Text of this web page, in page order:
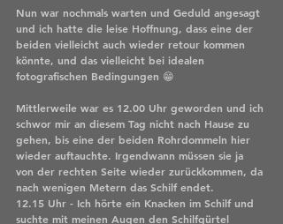
Nun war nochmals warten und Geduld angesagt
und ich hatte die leise Hoffnung, dass eine der
beiden vielleicht auch wieder retour kommen
könnte, und das vielleicht bei idealen
fotografischen Bedingungen 😁
Mittlerweile war es 12.00 Uhr geworden und ich
schwor mir an diesem Tag nicht nach Hause zu
gehen, bis eine der beiden Rohrdommeln hier
wieder auftauchte. Irgendwann müssen sie ja
von der rechten Seite wieder zurückkommen, da
nach wenigen Metern das Schilf endet.
12.15 Uhr - Ich hörte ein Knacken im Schilf und
suchte mit meinen Augen den Schilfgürtel